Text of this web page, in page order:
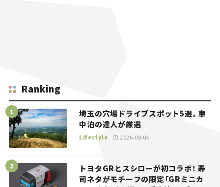
Ranking
埼玉の穴場ドライブスポット5選。車
中泊の達人が厳選
Lifestyle 2026.08.04
トヨタGRとスシローが初コラボ！ 寿
司ネタがモチーフの限定「GRミニカ